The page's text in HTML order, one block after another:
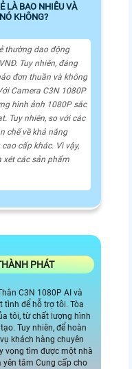
LÀ BAO NHIÊU VÀ
KHÔNG?
thường dao động
Tuy nhiên, đáng
đơn thuần và không
Camera C3N 1080P
hình ảnh 1080P sắc
Tuy nhiên, so với các
chế về khả năng
cấp khác. Vì vậy,
xét các sản phẩm
PHÁT
C3N 1080P AI và
tình để hỗ trợ tôi. Tòa
tôi, từ chất lượng hình
Tuy nhiên, để hoàn
khách hàng chuyên
vọng tìm được một nhà
tâm Cung cấp cho